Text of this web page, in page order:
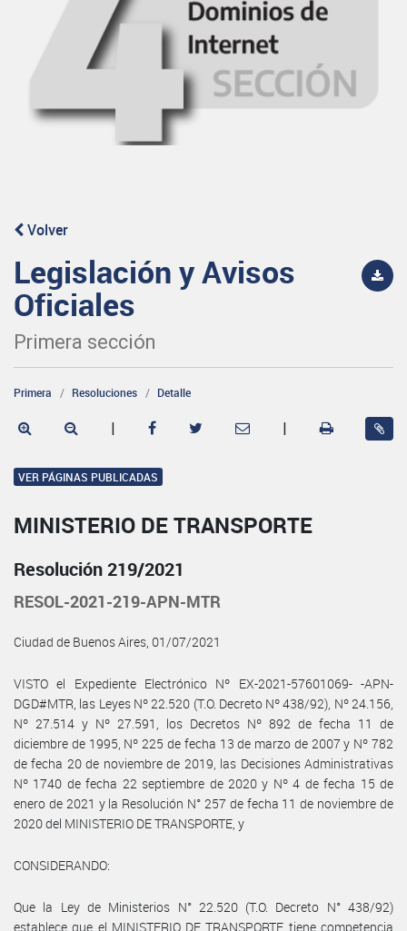
Volver
Legislación y Avisos
Oficiales
Primera sección
Primera Resoluciones Detalle
| |
VER PÁGINAS PUBLICADAS
MINISTERIO DE TRANSPORTE
Resolución 219/2021
RESOL-2021-219-APN-MTR
Ciudad de Buenos Aires, 01/07/2021
VISTO el Expediente Electrónico Nº EX-2021-57601069- -APN-
DGD#MTR, las Leyes Nº 22.520 (T.O. Decreto Nº 438/92), Nº 24.156,
Nº 27.514 y Nº 27.591, los Decretos Nº 892 de fecha 11 de
diciembre de 1995, Nº 225 de fecha 13 de marzo de 2007 y Nº 782
de fecha 20 de noviembre de 2019, las Decisiones Administrativas
Nº 1740 de fecha 22 septiembre de 2020 y Nº 4 de fecha 15 de
enero de 2021 y la Resolución N° 257 de fecha 11 de noviembre de
2020 del MINISTERIO DE TRANSPORTE, y
CONSIDERANDO:
Que la Ley de Ministerios N° 22.520 (T.O. Decreto N° 438/92)
establece que el MINISTERIO DE TRANSPORTE tiene competencia